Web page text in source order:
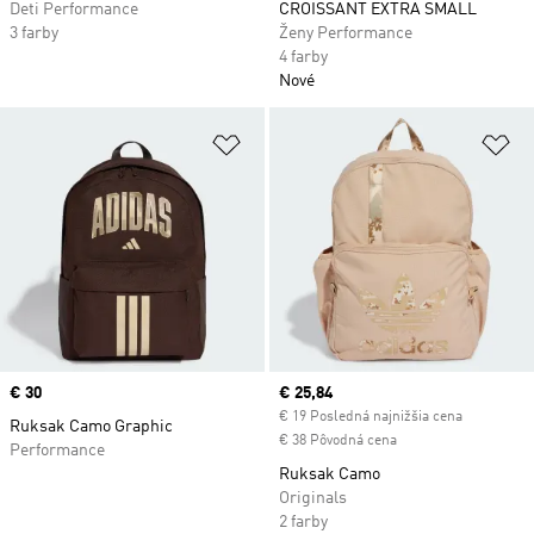
Deti Performance
3 farby
CROISSANT EXTRA SMALL
Ženy Performance
4 farby
Nové
Pridať do zoznamu želaných
Price
€ 30
Ruksak Camo Graphic
Performance
Current price
€ 25,84
€ 19 Posledná najnižšia cena
€ 38 Pôvodná cena
Ruksak Camo
Originals
2 farby